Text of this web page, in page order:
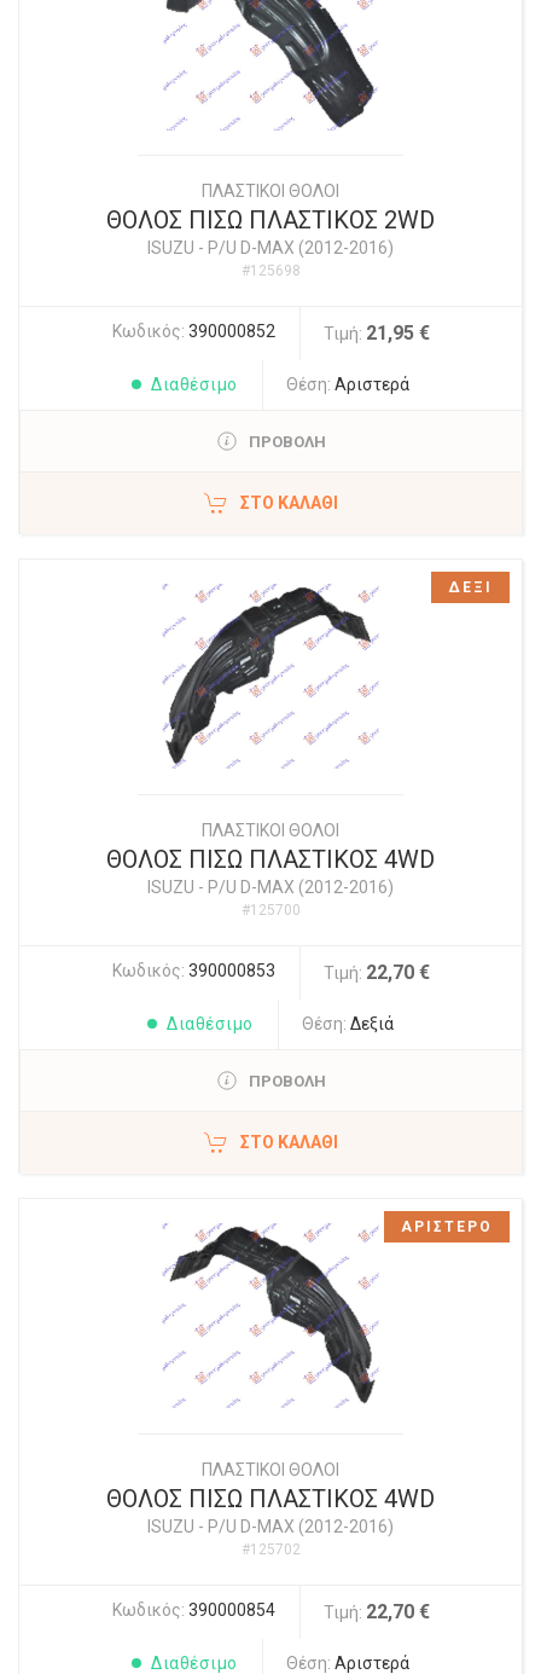
ΠΛΑΣΤΙΚΟΙ ΘΟΛΟΙ
ΘΟΛΟΣ ΠΙΣΩ ΠΛΑΣΤΙΚΟΣ 2WD
ISUZU - P/U D-MAX (2012-2016)
#125698
Κωδικός: 390000852 Τιμή: 21,95 €
Διαθέσιμο Θέση: Αριστερά
ΠΡΟΒΟΛΗ
ΣΤΟ ΚΑΛΆΘΙ
ΠΛΑΣΤΙΚΟΙ ΘΟΛΟΙ
ΘΟΛΟΣ ΠΙΣΩ ΠΛΑΣΤΙΚΟΣ 4WD
ISUZU - P/U D-MAX (2012-2016)
#125700
Κωδικός: 390000853 Τιμή: 22,70 €
Διαθέσιμο Θέση: Δεξιά
ΠΡΟΒΟΛΗ
ΣΤΟ ΚΑΛΆΘΙ
ΔΕΞΙ
ΠΛΑΣΤΙΚΟΙ ΘΟΛΟΙ
ΘΟΛΟΣ ΠΙΣΩ ΠΛΑΣΤΙΚΟΣ 4WD
ISUZU - P/U D-MAX (2012-2016)
#125702
Κωδικός: 390000854 Τιμή: 22,70 €
Διαθέσιμο Θέση: Αριστερά
ΑΡΙΣΤΕΡΟ